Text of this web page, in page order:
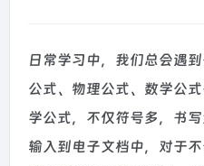
日常学习中，我们总会遇
公式、物理公式、数学公
学公式，不仅符号多，书
输入到电子文档中，对于